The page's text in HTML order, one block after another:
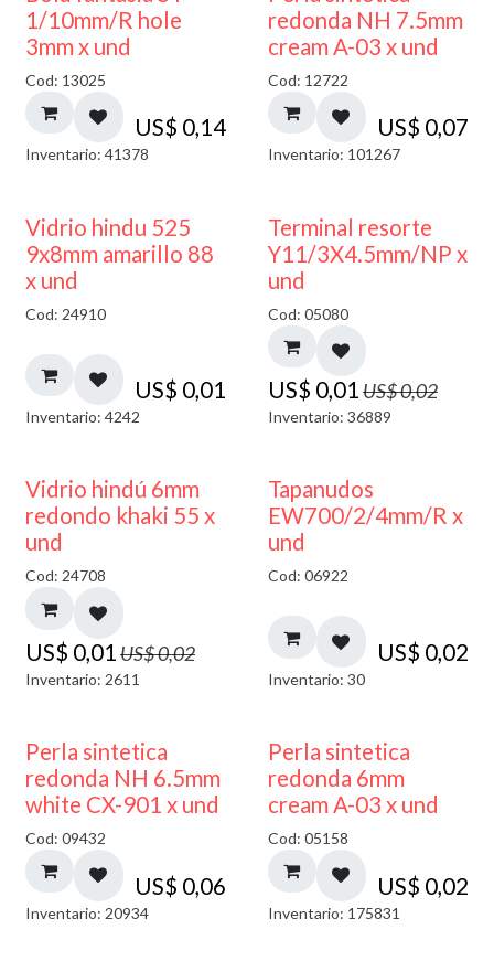
1/10mm/R hole
3mm x und
Cod: 13025
US$ 0,14
Inventario: 41378
redonda NH 7.5mm
cream A-03 x und
Cod: 12722
US$ 0,07
Inventario: 101267
40% DESCUENTO
Vidrio hindu 525
9x8mm amarillo 88
x und
Cod: 24910
US$ 0,01
Inventario: 4242
50% DESCUENTO
Terminal resorte
Y11/3X4.5mm/NP x
und
Cod: 05080
US$ 0,01US$0,02
Inventario: 36889
40% DESCUENTO
Vidrio hindú 6mm
redondo khaki 55 x
und
Cod: 24708
US$ 0,01 US$0,02
Inventario: 2611
Tapanudos
EW700/2/4mm/R x
und
Cod: 06922
US$ 0,02
Inventario: 30
Perla sintetica
redonda NH 6.5mm
white CX-901 x und
Cod: 09432
US$ 0,06
Inventario: 20934
Perla sintetica
redonda 6mm
cream A-03 x und
Cod: 05158
US$ 0,02
Inventario: 175831